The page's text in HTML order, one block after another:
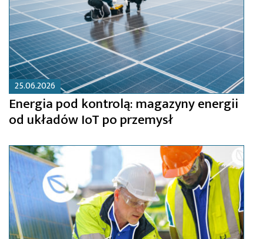
25.06.2026
Energia pod kontrolą: magazyny energii
od układów IoT po przemysł